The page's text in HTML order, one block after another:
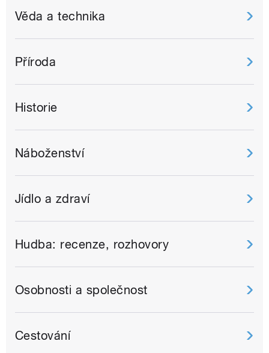
Věda a technika
Příroda
Historie
Náboženství
Jídlo a zdraví
Hudba: recenze, rozhovory
Osobnosti a společnost
Cestování